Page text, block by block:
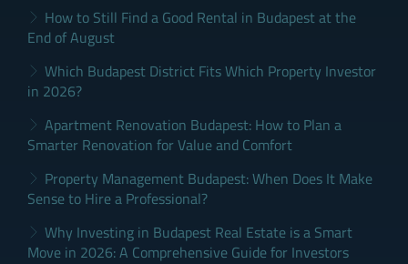
How to Still Find a Good Rental in Budapest at the
End of August
Which Budapest District Fits Which Property Investor
in 2026?
Apartment Renovation Budapest: How to Plan a
Smarter Renovation for Value and Comfort
Property Management Budapest: When Does It Make
Sense to Hire a Professional?
Why Investing in Budapest Real Estate is a Smart
Move in 2026: A Comprehensive Guide for Investors